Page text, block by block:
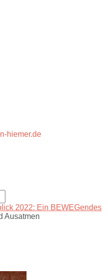
hiemer.de
2022: Ein BEWEGendes
Ausatmen